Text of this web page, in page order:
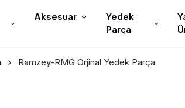
Aksesuar
Yedek
Parça
Ramzey-RMG Orjinal Yedek Parça